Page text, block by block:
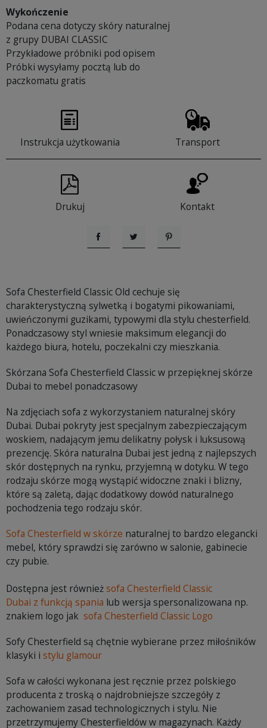
Wykończenie
Podana cena dotyczy skóry naturalnej
z grupy DUBAI CLASSIC
Przykładowe próbniki pod opisem
Próbki wysyłamy pocztą lub do
paczkomatu gratis
Instrukcja użytkowania Transport
Drukuj Kontakt
UdostępnijTweetujPinterest
Sofa Chesterfield Classic Old cechuje się
charakterystyczną sylwetką i bogatymi pikowaniami,
uwieńczonymi guzikami, typowymi dla stylu chesterfield.
Ponadczasowy styl wniesie maksimum elegancji do
każdego biura, hotelu, poczekalni czy mieszkania.
Skórzana Sofa Chesterfield Classic w przepięknej skórze
Dubai to mebel ponadczasowy
Na zdjęciach sofa z wykorzystaniem naturalnej skóry
Dubai. Dubai pokryty jest specjalnym zabezpieczającym
woskiem, nadającym jemu delikatny połysk i luksusową
prezencję. Skóra naturalna Dubai jest jedną z najlepszych
skór dostępnych na rynku, przyjemną w dotyku. W tego
rodzaju skórze mogą wystąpić widoczne znaki i blizny,
które są zaletą, dając dodatkowy dowód naturalnego
pochodzenia tego rodzaju skór.
Sofa Chesterfield w skórze naturalnej to bardzo elegancki
mebel, który sprawdzi się zarówno w salonie, gabinecie
czy pubie.
Dostępna jest równieżsofa Chesterfield Classic
Dubai z funkcją spania lub wersja spersonalizowana np.
znakiem logo jak sofa Chesterfield Classic Logo
Sofy Chesterfield są chętnie wybierane przez miłośników
klasyki i stylu glamour
Sofa w całości wykonana jest ręcznie przez polskiego
producenta z troską o najdrobniejsze szczegóły z
zachowaniem zasad technologicznych i stylu. Nie
przetrzymujemy Chesterfieldów w magazynach. Każdy